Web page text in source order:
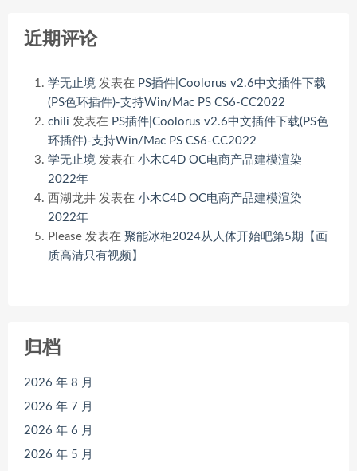
近期评论
学无止境 发表在 PS插件|Coolorus v2.6中文插件下载
(PS色环插件)-支持Win/Mac PS CS6-CC2022
chili 发表在 PS插件|Coolorus v2.6中文插件下载(PS色
环插件)-支持Win/Mac PS CS6-CC2022
学无止境 发表在 小木C4D OC电商产品建模渲染
2022年
西湖龙井 发表在 小木C4D OC电商产品建模渲染
2022年
Please 发表在 聚能冰柜2024从人体开始吧第5期【画
质高清只有视频】
归档
2026 年 8 月
2026 年 7 月
2026 年 6 月
2026 年 5 月